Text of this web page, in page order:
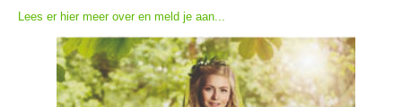
Lees er hier meer over en meld je aan...